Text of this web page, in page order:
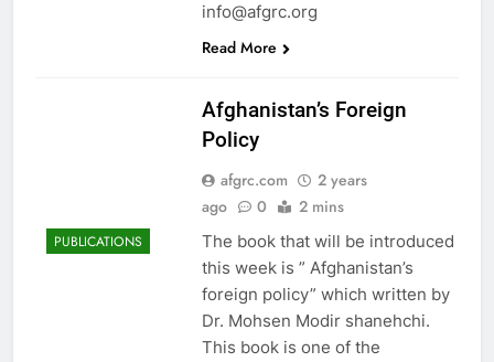
info@afgrc.org
Read More
PUBLICATIONS
Afghanistan’s Foreign
Policy
afgrc.com
2 years
ago
0 2 mins
The book that will be introduced
this week is ” Afghanistan’s
foreign policy” which written by
Dr. Mohsen Modir shanehchi.
This book is one of the